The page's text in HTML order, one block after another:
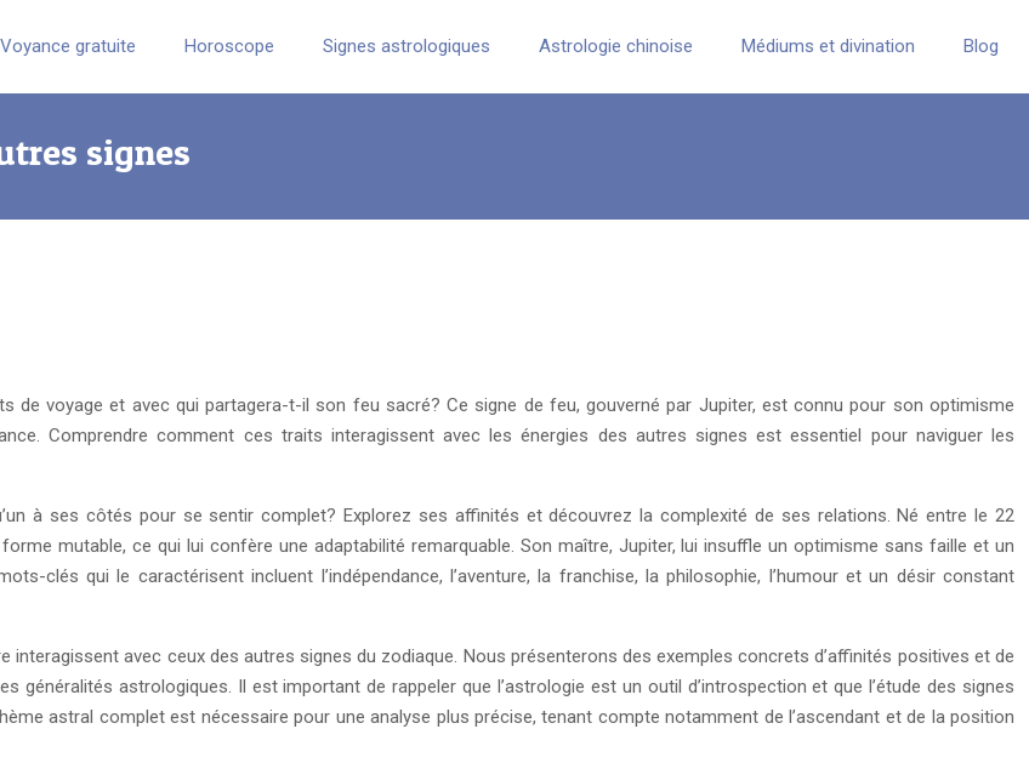
Voyance gratuite Horoscope Signes astrologiques Astrologie chinoise Médiums et divination Blog
signes
de voyage et avec qui partagera-t-il son feu sacré? Ce signe de feu, gouverné par Jupiter, est connu pour son optimisme
Comprendre comment ces traits interagissent avec les énergies des autres signes est essentiel pour naviguer les
à ses côtés pour se sentir complet? Explorez ses affinités et découvrez la complexité de ses relations. Né entre le 22
mutable, ce qui lui confère une adaptabilité remarquable. Son maître, Jupiter, lui insuffle un optimisme sans faille et un
clés qui le caractérisent incluent l’indépendance, l’aventure, la franchise, la philosophie, l’humour et un désir constant
avec ceux des autres signes du zodiaque. Nous présenterons des exemples concrets d’affinités positives et de
astrologiques. Il est important de rappeler que l’astrologie est un outil d’introspection et que l’étude des signes
astral complet est nécessaire pour une analyse plus précise, tenant compte notamment de l’ascendant et de la position